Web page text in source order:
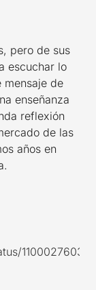
pero de sus
escuchar lo
mensaje de
enseñanza
reflexión
de las
años en